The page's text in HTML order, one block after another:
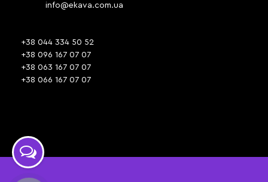
info@ekava.com.ua
+38 044 334 50 52
+38 096 167 07 07
+38 063 167 07 07
+38 066 167 07 07